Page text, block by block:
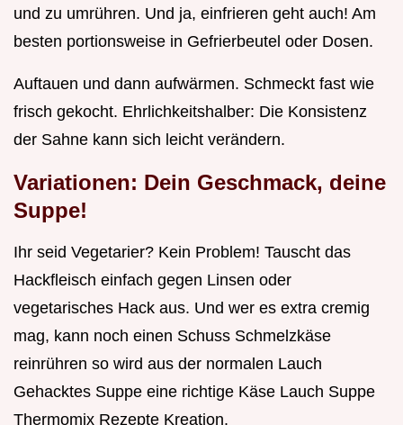
und zu umrühren. Und ja, einfrieren geht auch! Am
besten portionsweise in Gefrierbeutel oder Dosen.
Auftauen und dann aufwärmen. Schmeckt fast wie
frisch gekocht. Ehrlichkeitshalber: Die Konsistenz
der Sahne kann sich leicht verändern.
Variationen: Dein Geschmack, deine
Suppe!
Ihr seid Vegetarier? Kein Problem! Tauscht das
Hackfleisch einfach gegen Linsen oder
vegetarisches Hack aus. Und wer es extra cremig
mag, kann noch einen Schuss Schmelzkäse
reinrühren so wird aus der normalen Lauch
Gehacktes Suppe eine richtige Käse Lauch Suppe
Thermomix Rezepte Kreation.